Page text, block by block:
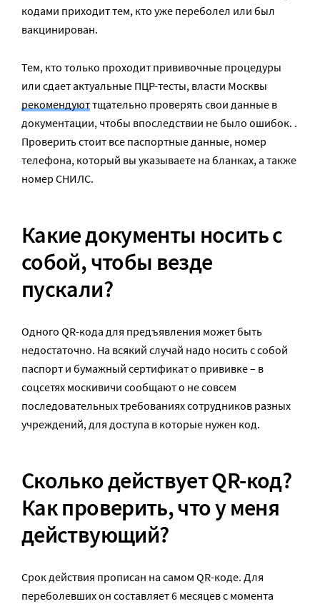
кодами приходит тем, кто уже переболел или был
вакцинирован.
Тем, кто только проходит прививочные процедуры
или сдает актуальные ПЦР-тесты, власти Москвы
рекомендуюттщательно проверять свои данные в
документации, чтобы впоследствии не было ошибок. .
Проверить стоит все паспортные данные, номер
телефона, который вы указываете на бланках, а также
номер СНИЛС.
Какие документы носить с
собой, чтобы везде
пускали?
Одного QR-кода для предъявления может быть
недостаточно. На всякий случай надо носить с собой
паспорт и бумажный сертификат о прививке – в
соцсетях москивичи сообщают о не совсем
последовательных требованиях сотрудников разных
учреждений, для доступа в которые нужен код.
Сколько действуетQR-код?
Как проверить, что у меня
действующий?
Срок действия прописан на самом QR-коде. Для
переболевших он составляет 6 месяцев с момента